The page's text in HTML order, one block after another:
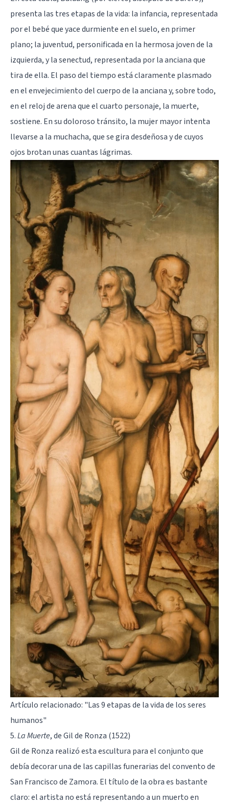
presenta las tres etapas de la vida: la infancia, representada
por el bebé que yace durmiente en el suelo, en primer
plano; la juventud, personificada en la hermosa joven de la
izquierda, y la senectud, representada por la anciana que
tira de ella. El paso del tiempo está claramente plasmado
en el envejecimiento del cuerpo de la anciana y, sobre todo,
en el reloj de arena que el cuarto personaje, la muerte,
sostiene. En su doloroso tránsito, la mujer mayor intenta
llevarse a la muchacha, que se gira desdeñosa y de cuyos
ojos brotan unas cuantas lágrimas.
Artículo relacionado: "Las 9 etapas de la vida de los seres
humanos"
5.La Muerte, de Gil de Ronza (1522)
Gil de Ronza realizó esta escultura para el conjunto que
debía decorar una de las capillas funerarias del convento de
San Francisco de Zamora. El título de la obra es bastante
claro: el artista no está representando a un muerto en